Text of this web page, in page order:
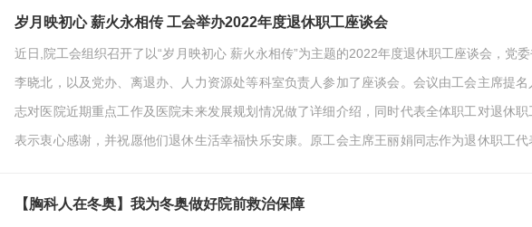
并不理想。患者诊断左肺结核已经28…
岁月映初心 薪火永相传 工会举办2022年度退休职工座谈会
近日,院工会组织召开了以“岁月映初心 薪火永相传”为主题的2022年度退休职工座谈会，党
李晓北，以及党办、离退办、人力资源处等科室负责人参加了座谈会。会议由工会主席提
志对医院近期重点工作及医院未来发展规划情况做了详细介绍，同时代表全体职工对退休
表示衷心感谢，并祝愿他们退休生活幸福快乐安康。原工会主席王丽娟同志作为退休职工代
工的共同努力，医院必将迈上一个新台阶。退休职工…
【胸科人在冬奥】我为冬奥做好院前救治保障